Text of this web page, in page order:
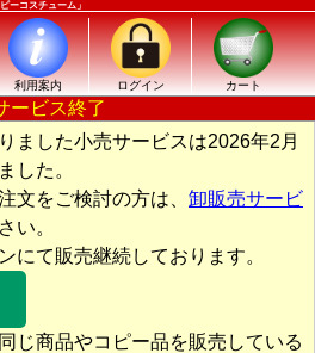
ーコスチューム」
利用案内 ログイン カート
ービス終了
ました小売サービスは2026年2月
した。
文をご検討の方は、 卸販売サービ
い。
にて販売継続しております。
じ商品やコピー品を販売している